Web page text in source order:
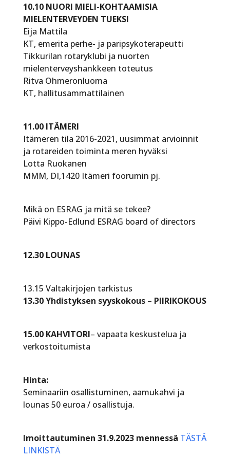
10.10 NUORI MIELI-KOHTAAMISIA
MIELENTERVEYDEN TUEKSI
Eija Mattila
KT, emerita perhe- ja paripsykoterapeutti
Tikkurilan rotaryklubi ja nuorten
mielenterveyshankkeen toteutus
Ritva Ohmeronluoma
KT, hallitusammattilainen
11.00 ITÄMERI
Itämeren tila 2016-2021, uusimmat arvioinnit
ja rotareiden toiminta meren hyväksi
Lotta Ruokanen
MMM, DI,1420 Itämeri foorumin pj.
Mikä on ESRAG ja mitä se tekee?
Päivi Kippo-Edlund ESRAG board of directors
12.30 LOUNAS
13.15 Valtakirjojen tarkistus
13.30 Yhdistyksen syyskokous – PIIRIKOKOUS
15.00 KAHVITORI– vapaata keskustelua ja
verkostoitumista
Hinta:
Seminaariin osallistuminen, aamukahvi ja
lounas 50 euroa / osallistuja.
lmoittautuminen 31.9.2023 mennessä TÄSTÄ
LINKISTÄ